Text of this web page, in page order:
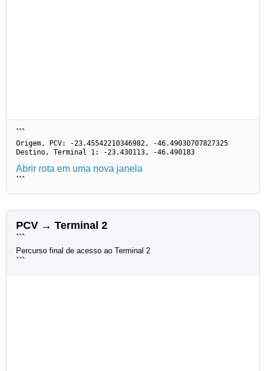
```
Origem, PCV: -23.45542210346982, -46.49030707827325
Destino, Terminal 1: -23.430113, -46.490183
Abrir rota em uma nova janela
```
PCV → Terminal 2
```
Percurso final de acesso ao Terminal 2
```